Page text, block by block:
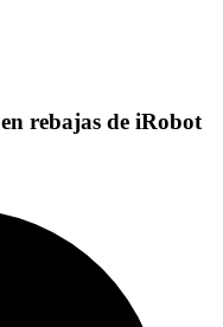
en rebajas de iRobot